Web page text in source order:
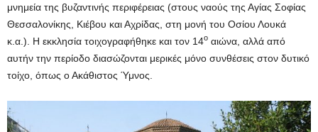
μνημεία της βυζαντινής περιφέρειας (στους ναούς της Αγίας Σοφίας
Θεσσαλονίκης, Κιέβου και Αχρίδας, στη μονή του Οσίου Λουκά
κ.α.). Η εκκλησία τοιχογραφήθηκε και τον 14ο αιώνα, αλλά από
αυτήν την περίοδο διασώζονται μερικές μόνο συνθέσεις στον δυτικό
τοίχο, όπως ο Ακάθιστος Ύμνος.